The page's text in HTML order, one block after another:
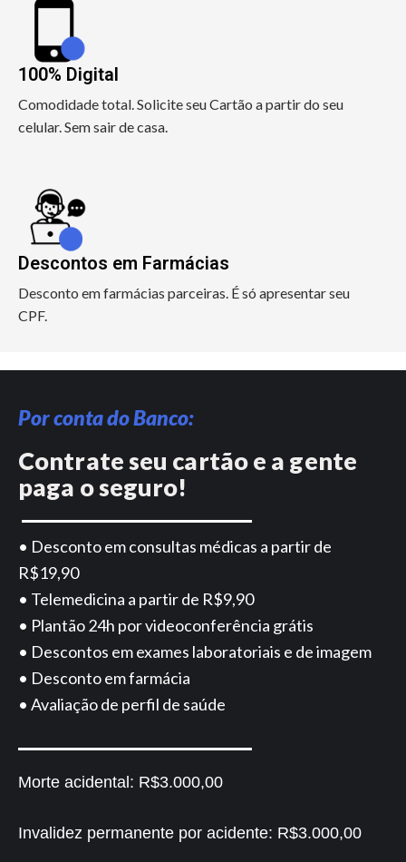
100% Digital
Comodidade total. Solicite seu Cartão a partir do seu
celular. Sem sair de casa.
Descontos em Farmácias
Desconto em farmácias parceiras. É só apresentar seu
CPF.
Por conta do Banco:
Contrate seu cartão e a gente
paga o seguro!
• Desconto em consultas médicas a partir de
R$19,90
• Telemedicina a partir de R$9,90
• Plantão 24h por videoconferência grátis
• Descontos em exames laboratoriais e de imagem
• Desconto em farmácia
• Avaliação de perfil de saúde
Morte acidental: R$3.000,00
Invalidez permanente por acidente: R$3.000,00